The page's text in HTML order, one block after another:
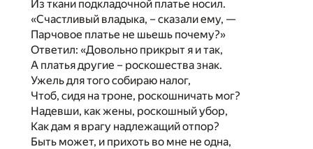
Из ткани подкладочной платье носил.
«Счастливый владыка, – сказали ему, —
Парчовое платье не шьешь почему?»
Ответил: «Довольно прикрыт я и так,
А платья другие – роскошества знак.
Ужель для того собираю налог,
Чтоб, сидя на троне, роскошничать мог?
Надевши, как жены, роскошный убор,
Как дам я врагу надлежащий отпор?
Быть может, и прихоть во мне не одна,